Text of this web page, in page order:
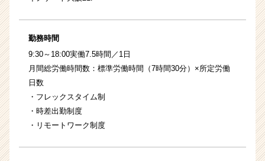
勤務時間
9:30～18:00実働7.5時間／1日
月間総労働時間数：標準労働時間（7時間30分）×所定労働
日数
・フレックスタイム制
・時差出勤制度
・リモートワーク制度